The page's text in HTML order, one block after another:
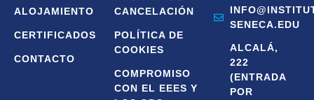
ALOJAMIENTO
CERTIFICADOS
CONTACTO
CANCELACIÓN
POLÍTICA DE
COOKIES
COMPROMISO
CON EL EEES Y
SENECA.EDU
ALCALÁ,
222
(ENTRADA
POR